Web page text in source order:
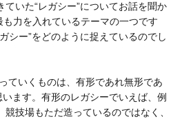
いた“レガシー”についてお話を聞か
力を入れているテーマの一つです
シー”をどのように捉えているのでし
ていくものは、有形であれ無形であ
ます。有形のレガシーでいえば、例
技場もただ造っているのではなく、